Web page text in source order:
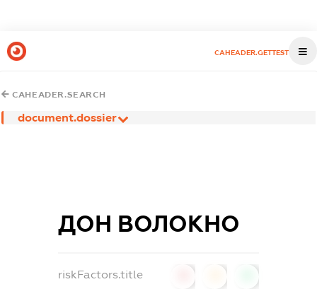
CAHEADER.GETTEST
CAHEADER.SEARCH
document.dossier
ДОН ВОЛОКНО
riskFactors.title